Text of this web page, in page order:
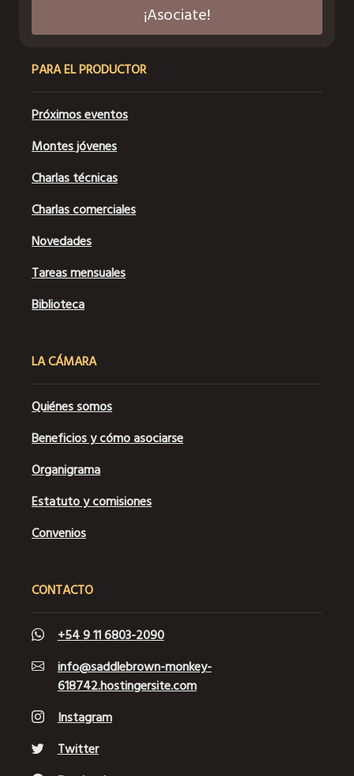
¡Asociate!
PARA EL PRODUCTOR
Próximos eventos
Montes jóvenes
Charlas técnicas
Charlas comerciales
Novedades
Tareas mensuales
Biblioteca
LA CÁMARA
Quiénes somos
Beneficios y cómo asociarse
Organigrama
Estatuto y comisiones
Convenios
CONTACTO
+54 9 11 6803-2090
info@saddlebrown-monkey-
618742.hostingersite.com
Instagram
Twitter